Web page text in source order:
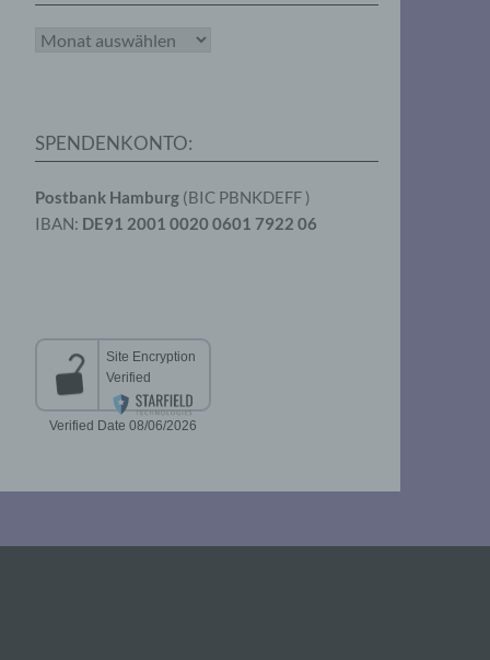
Archiv
SPENDENKONTO:
Postbank Hamburg (BIC PBNKDEFF )
IBAN: DE91 2001 0020 0601 7922 06